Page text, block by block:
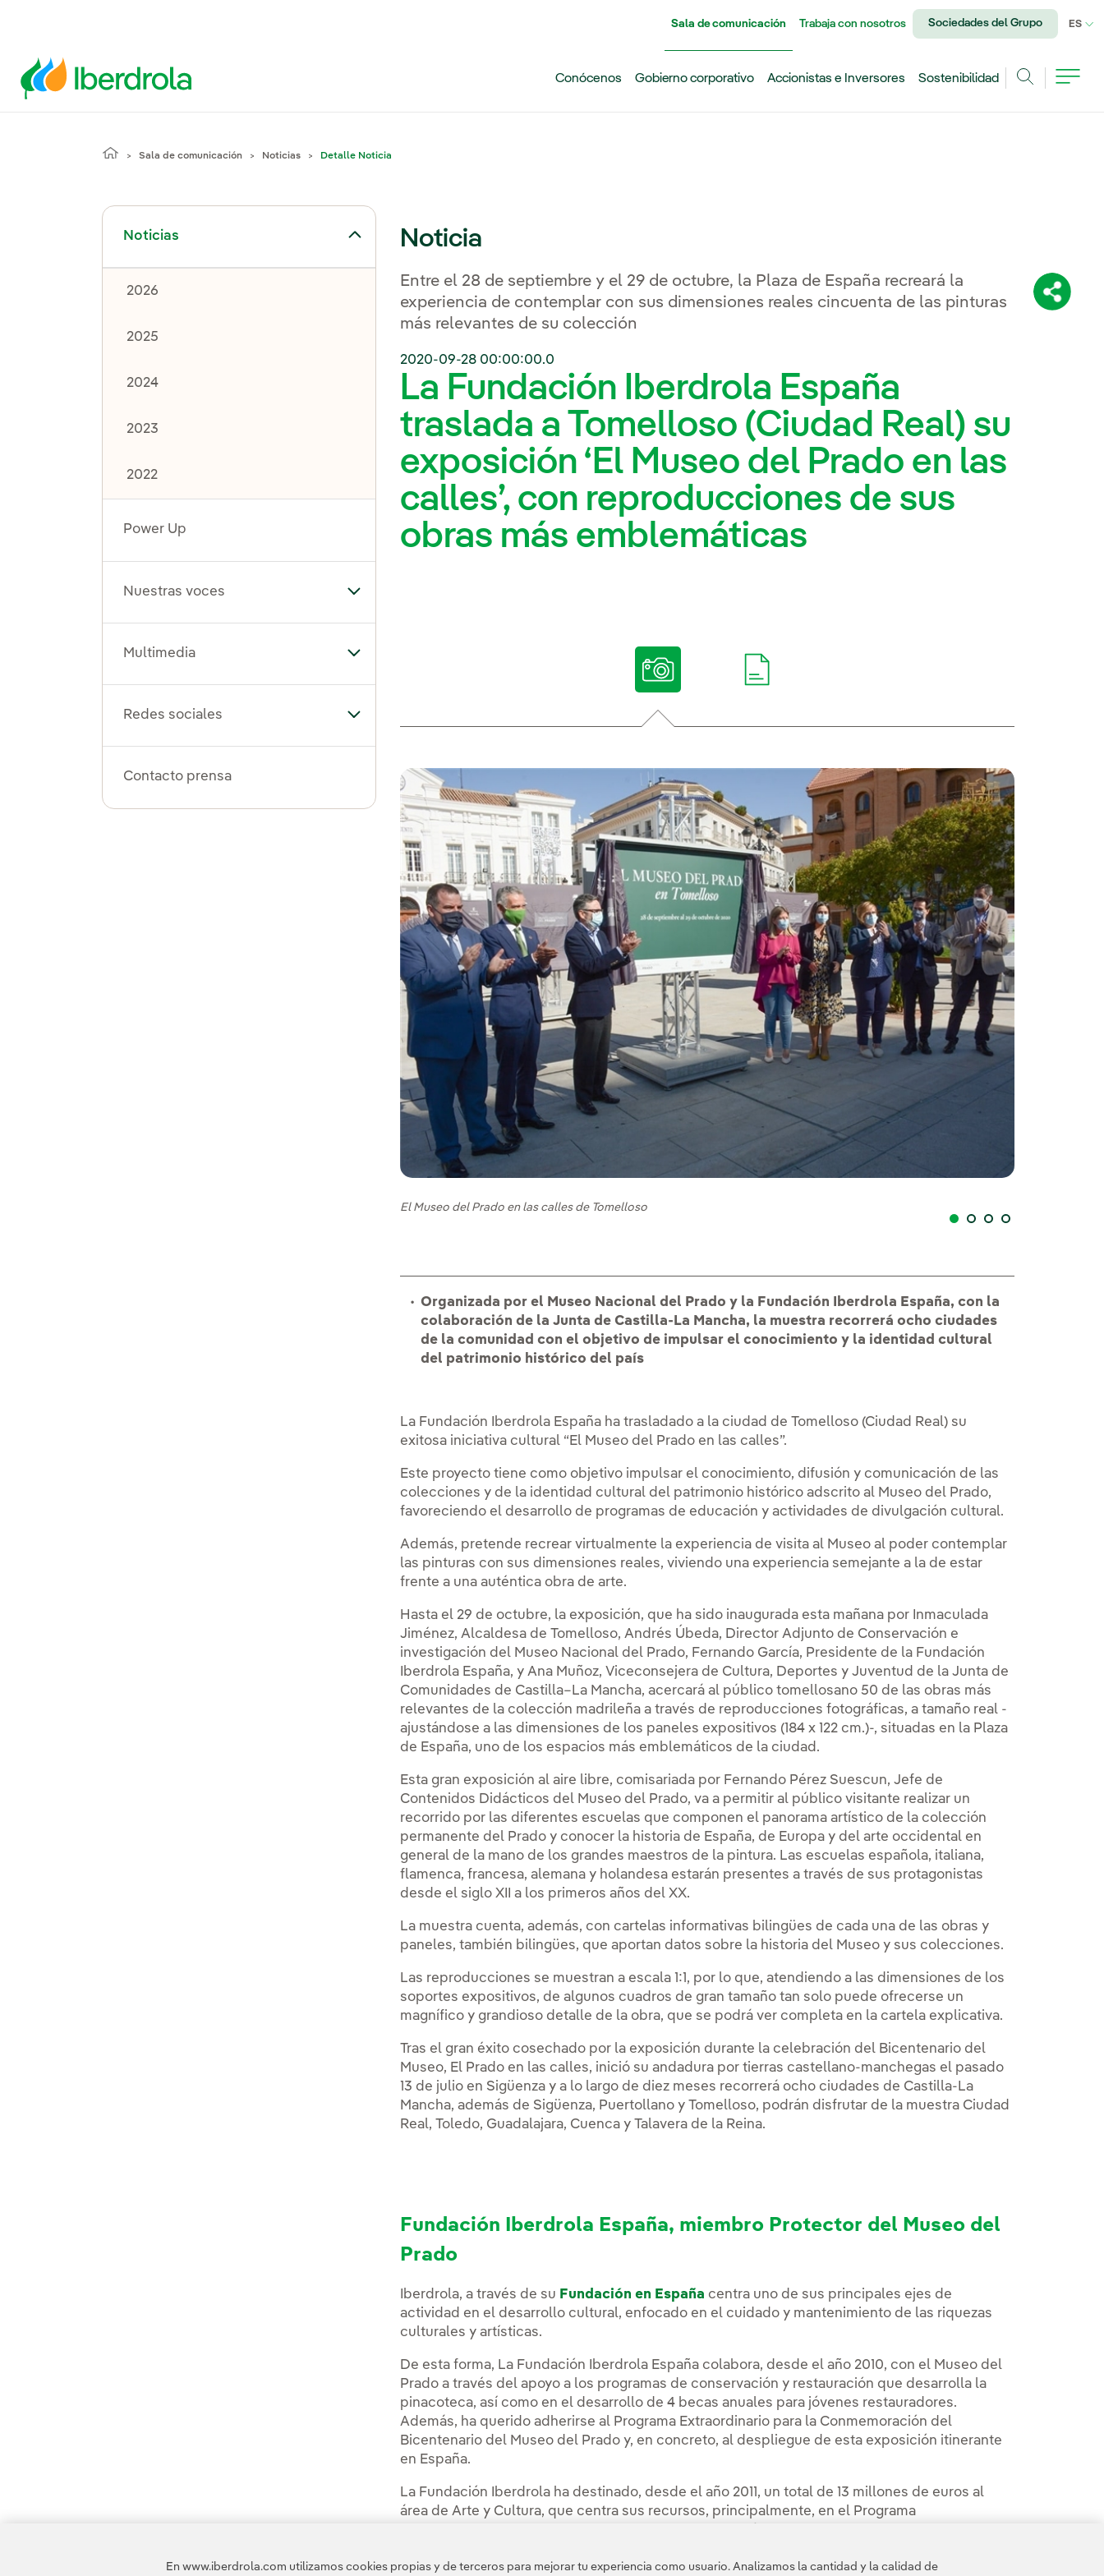
Sala de comunicación Trabaja con nosotros Sociedades del Grupo ES
Conócenos Gobierno corporativo Accionistas e Inversores
Sostenibilidad
Sala de comunicación Noticias Detalle Noticia
Noticias
Alternar el submenú para Noticias
2026
2025
2024
2023
2022
Power Up
Nuestras voces Alternar el submenú para Nuestras voces
Multimedia Alternar el submenú para Multimedia
Redes sociales Alternar el submenú para Redes sociales
Contacto prensa
Noticia
Entre el 28 de septiembre y el 29 de octubre, la Plaza de España recreará la
experiencia de contemplar con sus dimensiones reales cincuenta de las pinturas
más relevantes de su colección
2020-09-28 00:00:00.0
La Fundación Iberdrola España
traslada a Tomelloso (Ciudad Real) su
exposición ‘El Museo del Prado en las
calles’, con reproducciones de sus
obras más emblemáticas
El Museo del Prado en las calles de Tomelloso
Organizada por el Museo Nacional del Prado y la Fundación Iberdrola España, con la
colaboración de la Junta de Castilla-La Mancha, la muestra recorrerá ocho ciudades
de la comunidad con el objetivo de impulsar el conocimiento y la identidad cultural
del patrimonio histórico del país
La Fundación Iberdrola España ha trasladado a la ciudad de Tomelloso (Ciudad Real) su
exitosa iniciativa cultural “El Museo del Prado en las calles”.
Este proyecto tiene como objetivo impulsar el conocimiento, difusión y comunicación de las
colecciones y de la identidad cultural del patrimonio histórico adscrito al Museo del Prado,
favoreciendo el desarrollo de programas de educación y actividades de divulgación cultural.
Además, pretende recrear virtualmente la experiencia de visita al Museo al poder contemplar
las pinturas con sus dimensiones reales, viviendo una experiencia semejante a la de estar
frente a una auténtica obra de arte.
Hasta el 29 de octubre, la exposición, que ha sido inaugurada esta mañana por Inmaculada
Jiménez, Alcaldesa de Tomelloso, Andrés Úbeda, Director Adjunto de Conservación e
investigación del Museo Nacional del Prado, Fernando García, Presidente de la Fundación
Iberdrola España, y Ana Muñoz, Viceconsejera de Cultura, Deportes y Juventud de la Junta de
Comunidades de Castilla–La Mancha, acercará al público tomellosano 50 de las obras más
relevantes de la colección madrileña a través de reproducciones fotográficas, a tamaño real -
ajustándose a las dimensiones de los paneles expositivos (184 x 122 cm.)-, situadas en la Plaza
de España, uno de los espacios más emblemáticos de la ciudad.
Esta gran exposición al aire libre, comisariada por Fernando Pérez Suescun, Jefe de
Contenidos Didácticos del Museo del Prado, va a permitir al público visitante realizar un
recorrido por las diferentes escuelas que componen el panorama artístico de la colección
permanente del Prado y conocer la historia de España, de Europa y del arte occidental en
general de la mano de los grandes maestros de la pintura. Las escuelas española, italiana,
flamenca, francesa, alemana y holandesa estarán presentes a través de sus protagonistas
desde el siglo XII a los primeros años del XX.
La muestra cuenta, además, con cartelas informativas bilingües de cada una de las obras y
paneles, también bilingües, que aportan datos sobre la historia del Museo y sus colecciones.
Las reproducciones se muestran a escala 1:1, por lo que, atendiendo a las dimensiones de los
soportes expositivos, de algunos cuadros de gran tamaño tan solo puede ofrecerse un
magnífico y grandioso detalle de la obra, que se podrá ver completa en la cartela explicativa.
Tras el gran éxito cosechado por la exposición durante la celebración del Bicentenario del
Museo, El Prado en las calles, inició su andadura por tierras castellano-manchegas el pasado
13 de julio en Sigüenza y a lo largo de diez meses recorrerá ocho ciudades de Castilla-La
Mancha, además de Sigüenza, Puertollano y Tomelloso, podrán disfrutar de la muestra Ciudad
Real, Toledo, Guadalajara, Cuenca y Talavera de la Reina.
Fundación Iberdrola España, miembro Protector del Museo del
Prado
Iberdrola, a través de su Fundación en España centra uno de sus principales ejes de
actividad en el desarrollo cultural, enfocado en el cuidado y mantenimiento de las riquezas
culturales y artísticas.
De esta forma, La Fundación Iberdrola España colabora, desde el año 2010, con el Museo del
Prado a través del apoyo a los programas de conservación y restauración que desarrolla la
pinacoteca, así como en el desarrollo de 4 becas anuales para jóvenes restauradores.
Además, ha querido adherirse al Programa Extraordinario para la Conmemoración del
Bicentenario del Museo del Prado y, en concreto, al despliegue de esta exposición itinerante
en España.
La Fundación Iberdrola ha destinado, desde el año 2011, un total de 13 millones de euros al
área de Arte y Cultura, que centra sus recursos, principalmente, en el Programa
contempla el diseño, ejecución y financiación de proyectos de iluminación artística en
En www.iberdrola.com utilizamos cookies propias y de terceros para mejorar tu experiencia como usuario. Analizamos la cantidad y la calidad de